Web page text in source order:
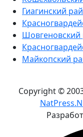
Гиагинский
Шовгеновский
Майкопский
Copyright ©